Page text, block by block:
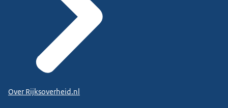
Over Rijksoverheid.nl